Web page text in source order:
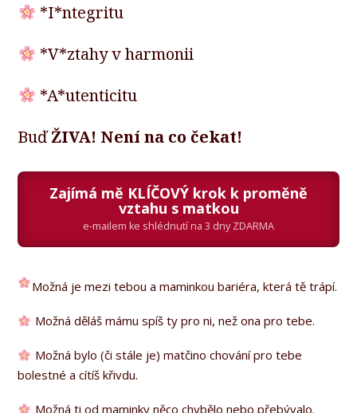
*I*ntegritu
*V*ztahy v harmonii
*A*utenticitu
BuďŽIVA! Není na co čekat!
Zajímá mě KLÍČOVÝ krok k proměně
vztahu s matkou
e-mailem ke shlédnutí na 3 dny ZDARMA
Možná je mezi tebou a maminkou bariéra, která tě trápí.
Možná děláš mámu spíš ty pro ni, než ona pro tebe.
Možná bylo (či stále je) matčino chování pro tebe
bolestné a cítíš křivdu.
Možná ti od maminky něco chybělo nebo přebývalo.